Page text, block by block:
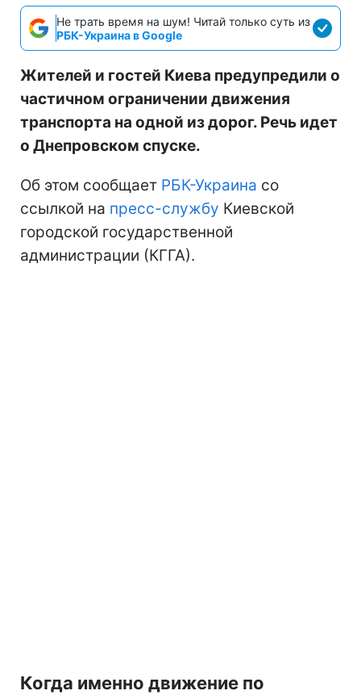
Не трать время на шум! Читай только суть из
РБК-Украина в Google
Жителей и гостей Киева предупредили о
частичном ограничении движения
транспорта на одной из дорог. Речь идет
о Днепровском спуске.
Об этом сообщает РБК-Украина со
ссылкой на пресс-службу Киевской
городской государственной
администрации (КГГА).
Когда именно движение по